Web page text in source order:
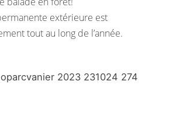
extérieure est
tout au long de l’année.